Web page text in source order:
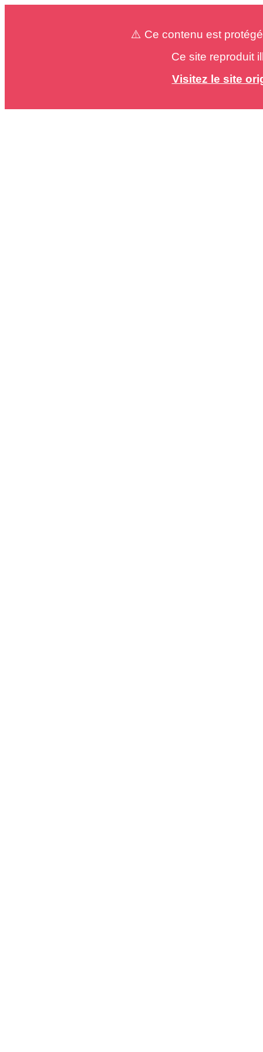
⚠️ Ce contenu est
Ce site reproduit
Visitez le site